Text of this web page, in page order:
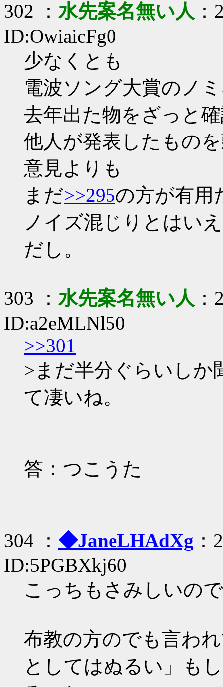
302 ：水先案名無い人
ID:OwiaicFg0
少なくとも
電波ソング大賞のノ
去年出た物をざっと
他人が発表したもの
意見よりも
まだ>>295の方が有用
ノイズ混じりとはい
だし。
303 ：水先案名無い人
ID:a2eMLNl50
>>301
>まだ半分ぐらいしか
て凄いね。
答：つこうた
304 ： ◆JaneLHAdXg
ID:5PGBXkj60
こっちもさみしいので
布教の方のでも言わ
としてはぬるい」も